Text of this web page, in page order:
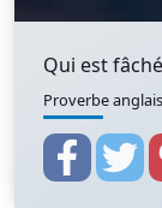
Qui est
Proverbe anglais